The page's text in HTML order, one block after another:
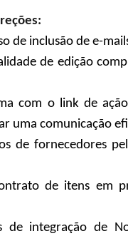
de inclusão de e-
de edição
com o link de
uma comunicação
de fornecedores
de itens em
de integração de